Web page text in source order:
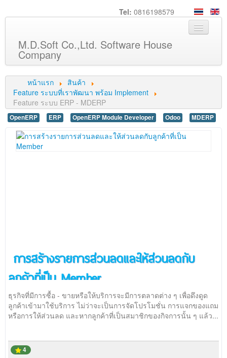
Tel: 0816198579
M.D.Soft Co.,Ltd. Software House
Company
หน้าหลัก
เกี่ยวกับเรา
บริการ
ความรู้
หน้าแรก
สินค้า
Feature ระบบที่เราพัฒนา พร้อม Implement
Feature ระบบ ERP - MDERP
OpenERP ERP OpenERP Module Developer Odoo MDERP
การสร้างรายการส่วนลดและให้ส่วนลดกับ
ลูกค้าที่เป็น Member
ธุรกิจที่มีการซื้อ - ขายหรือให้บริการจะมีการตลาดต่าง ๆ เพื่อดึงดูด
ลูกค้าเข้ามาใช้บริการ ไม่ว่าจะเป็นการจัดโปรโมชั่น การแจกของแถม
หรือการให้ส่วนลด และหากลูกค้าที่เป็นสมาชิกของกิจการนั้น ๆ แล้ว...
4